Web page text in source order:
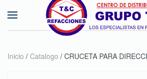
Skip to main content
Inicio / Catalogo / CRUCETA PARA